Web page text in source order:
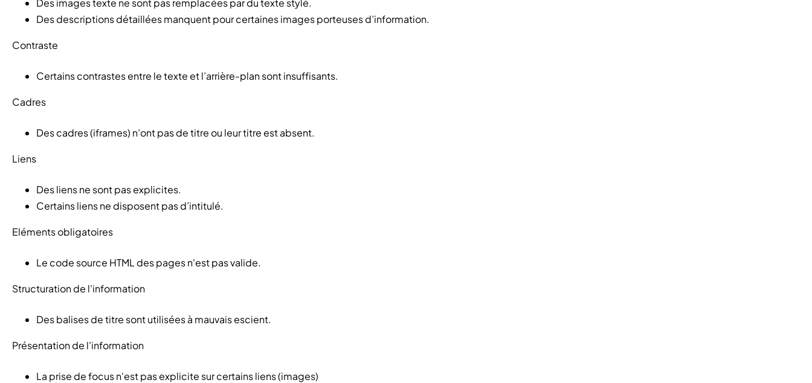
Des images texte ne sont pas remplacées par du texte stylé.
Des descriptions détaillées manquent pour certaines images porteuses d’information.
Contraste
Certains contrastes entre le texte et l’arrière-plan sont insuffisants.
Cadres
Des cadres (iframes) n’ont pas de titre ou leur titre est absent.
Liens
Des liens ne sont pas explicites.
Certains liens ne disposent pas d’intitulé.
Eléments obligatoires
Le code source HTML des pages n'est pas valide.
Structuration de l'information
Des balises de titre sont utilisées à mauvais escient.
Présentation de l'information
La prise de focus n'est pas explicite sur certains liens (images)